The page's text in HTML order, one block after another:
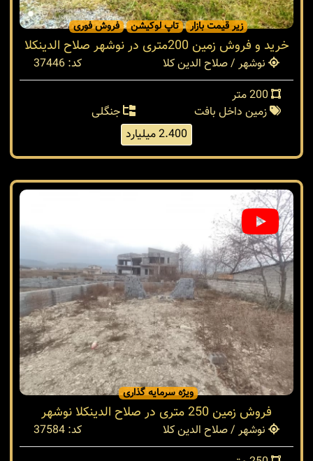
زیر قیمت بازار تاپ لوکیشن فروش فوری
خرید و فروش زمین 200متری در نوشهر صلاح الدینکلا
نوشهر / صلاح الدین کلا
کد: 37446
زمین داخل بافت
جنگلی
2.400 میلیارد
ویژه سرمایه گذاری
فروش زمین 250 متری در صلاح الدینکلا نوشهر
نوشهر / صلاح الدین کلا
کد: 37584